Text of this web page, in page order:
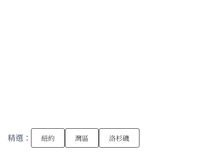
精選： 紐約 灣區 洛杉磯